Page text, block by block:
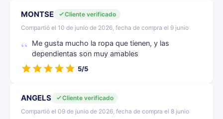
MONTSE
Cliente verificado
Compartió el 10 de junio de 2026, fecha de compra el 9 junio
Me gusta mucho la ropa que tienen, y las
dependientas son muy amables
5/5
ANGELS
Cliente verificado
Compartió el 09 de junio de 2026, fecha de compra el 8 junio